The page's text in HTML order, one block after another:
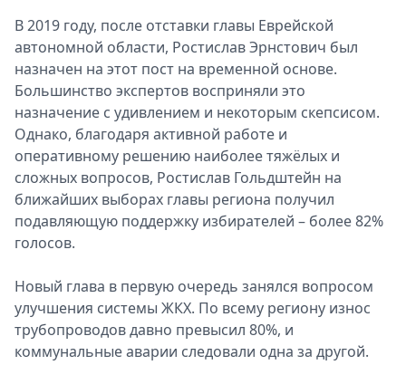
В 2019 году, после отставки главы Еврейской
автономной области, Ростислав Эрнстович был
назначен на этот пост на временной основе.
Большинство экспертов восприняли это
назначение с удивлением и некоторым скепсисом.
Однако, благодаря активной работе и
оперативному решению наиболее тяжёлых и
сложных вопросов, Ростислав Гольдштейн на
ближайших выборах главы региона получил
подавляющую поддержку избирателей – более 82%
голосов.
Новый глава в первую очередь занялся вопросом
улучшения системы ЖКХ. По всему региону износ
трубопроводов давно превысил 80%, и
коммунальные аварии следовали одна за другой.